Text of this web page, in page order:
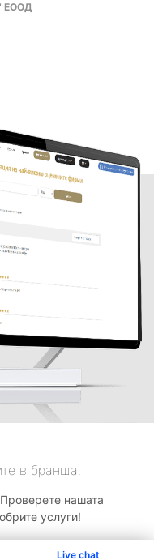
Live chat
ЕООД
в бранша.
нашата
услуги!